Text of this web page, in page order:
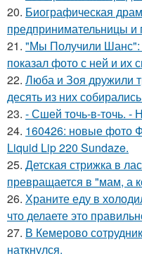
20. Биографическая
предпринимательницы и
21. "Мы Получили Шанс":
показал фото с ней и их
22. Люба и Зоя дружили
десять из них
23. - Сшей точь-в-точь. -
24. 160426: новые фото
Liquid Lip 220 Sundaze.
25. Детская стрижка в
превращается в "мам, а
26. Храните еду в
что делаете это
27. В Кемерово
наткнулся.